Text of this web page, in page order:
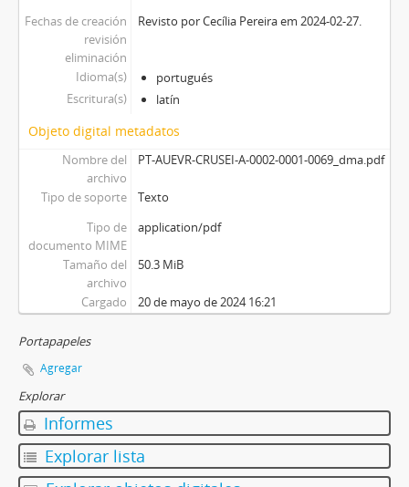
Fechas de creación
revisión
eliminación
Revisto por Cecília Pereira em 2024-02-27.
Idioma(s)
portugués
Escritura(s)
latín
Objeto digital metadatos
Nombre del
archivo
PT-AUEVR-CRUSEI-A-0002-0001-0069_dma.pdf
Tipo de soporte
Texto
Tipo de
documento MIME
application/pdf
Tamaño del
archivo
50.3 MiB
Cargado 20 de mayo de 2024 16:21
Portapapeles
Agregar
Explorar
Informes
Explorar lista